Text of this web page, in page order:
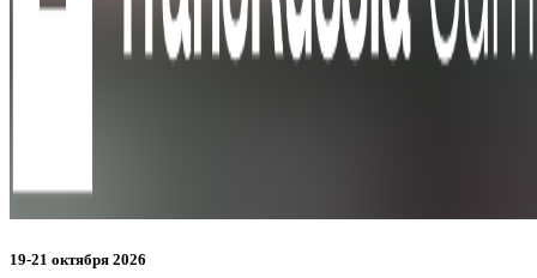
19-21 октября 2026